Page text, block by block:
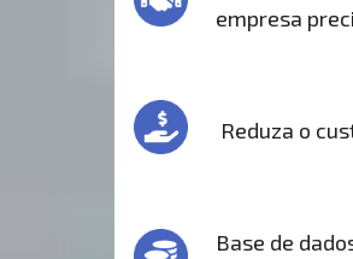
empresa
Reduza o
Base de